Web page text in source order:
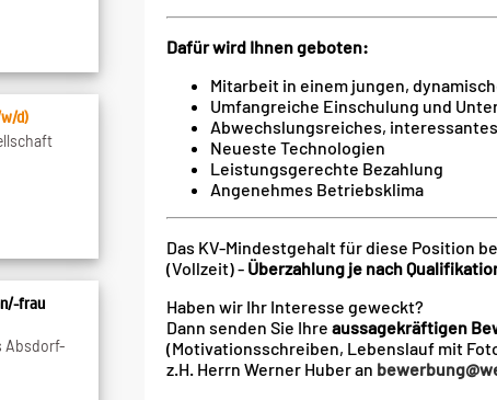
Dafür wird Ihnen geboten:
Mitarbeit in einem jungen,
Umfangreiche Einschulung und
Abwechslungsreiches,
Neueste Technologien
Leistungsgerechte Bezahlung
Angenehmes Betriebsklima
Das KV-Mindestgehalt für diese Position
(Vollzeit) - Überzahlung je nach
Haben wir Ihr Interesse geweckt?
Dann senden Sie Ihre aussagekräftigen
(Motivationsschreiben, Lebenslauf mit
z.H. Herrn Werner Huber an
d)
frau
Absdorf-